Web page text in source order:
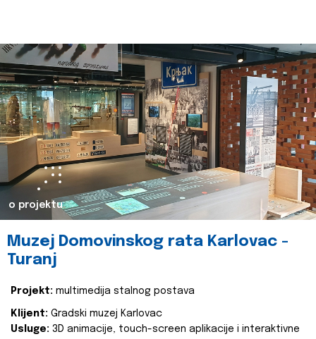
o projektu
Muzej Domovinskog rata Karlovac -
Turanj
Projekt: multimedija stalnog postava
Klijent: Gradski muzej Karlovac
Usluge: 3D animacije, touch-screen aplikacije i interaktivne